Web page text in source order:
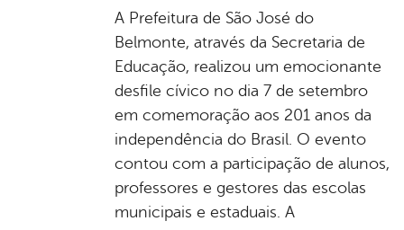
A Prefeitura de São José do
Belmonte, através da Secretaria de
Educação, realizou um emocionante
desfile cívico no dia 7 de setembro
em comemoração aos 201 anos da
independência do Brasil. O evento
contou com a participação de alunos,
professores e gestores das escolas
municipais e estaduais. A